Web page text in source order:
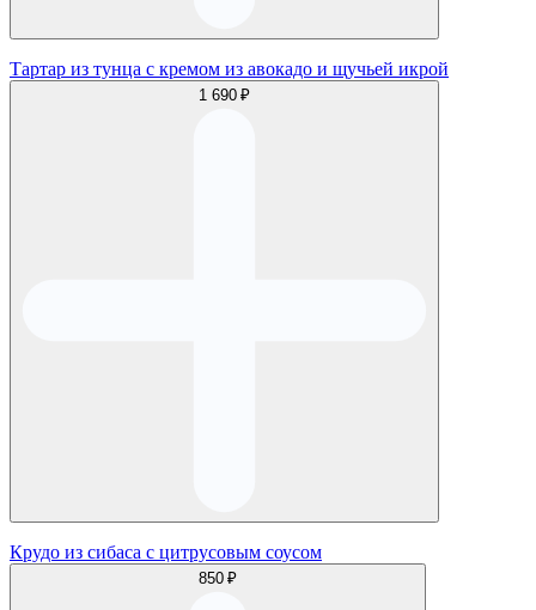
Тартар из тунца с кремом из авокадо и щучьей икрой
1 690 ₽
Крудо из сибаса с цитрусовым соусом
850 ₽